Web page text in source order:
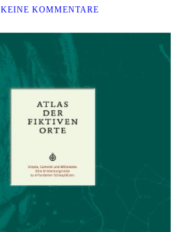
KEINE KOMMENTARE